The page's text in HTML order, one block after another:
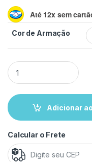
Até 12x sem
Cor de Armação
Óculos com Filtro de
Adicionar
Calcular o Frete